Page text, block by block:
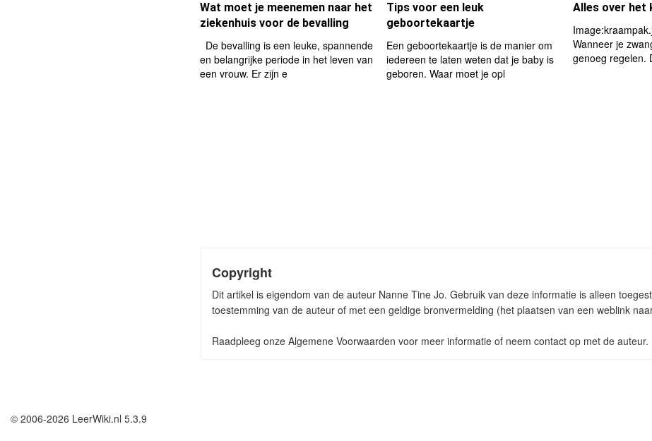
Wat moet je meenemen naar het
ziekenhuis voor de bevalling
De bevalling is een leuke, spannende
en belangrijke periode in het leven van
een vrouw. Er zijn e
Tips voor een leuk
geboortekaartje
Een geboortekaartje is de manier om
iedereen te laten weten dat je baby is
geboren. Waar moet je opl
Alles over het
Wanneer je
genoeg regelen.
Copyright
Dit artikel is eigendom van de auteur Nanne Tine Jo. Gebruik van deze informatie is alleen
toestemming van de auteur of met een geldige bronvermelding (het plaatsen van een weblink
Raadpleeg onze Algemene Voorwaarden voor meer informatie of neem contact op met de auteur.
© 2006-2026 LeerWiki.nl 5.3.9